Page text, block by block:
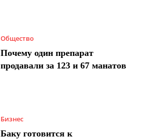
Общество
Почему один препарат
продавали за 123 и 67 манатов
Бизнес
Баку готовится к